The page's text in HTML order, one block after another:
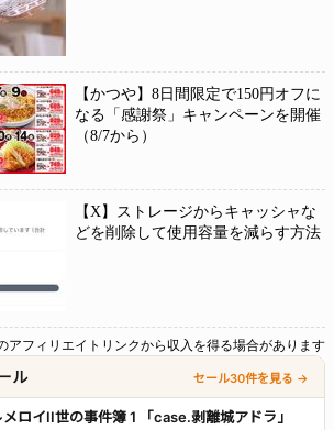
【かつや】8日間限定で150円オフに
なる「感謝祭」キャンペーンを開催
（8/7から）
【X】ストレージからキャッシャな
どを削除して使用容量を減らす方法
アフィリエイトリンクから収入を得る場合があります
ル セール30件を見る →
ロイII世の事件簿 1 「case.剥離城アドラ」